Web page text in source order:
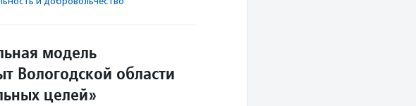
модель
Вологодской области
целей»